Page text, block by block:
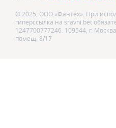
© 2025, ООО «Фантех». При
гиперссылка на sravni.bet
1247700777246. 109544, г.
помещ. 8/17